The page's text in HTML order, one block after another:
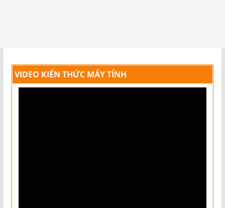
VIDEO KIẾN THỨC MÁY TÍNH